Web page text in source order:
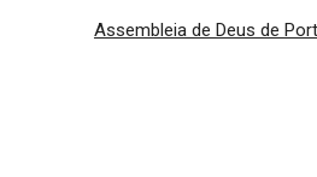
Assembleia de Deus de